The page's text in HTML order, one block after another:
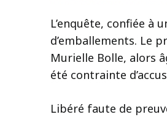
L’enquête, confiée à
d’emballements. Le
Murielle Bolle, alors
été contrainte
Libéré faute de